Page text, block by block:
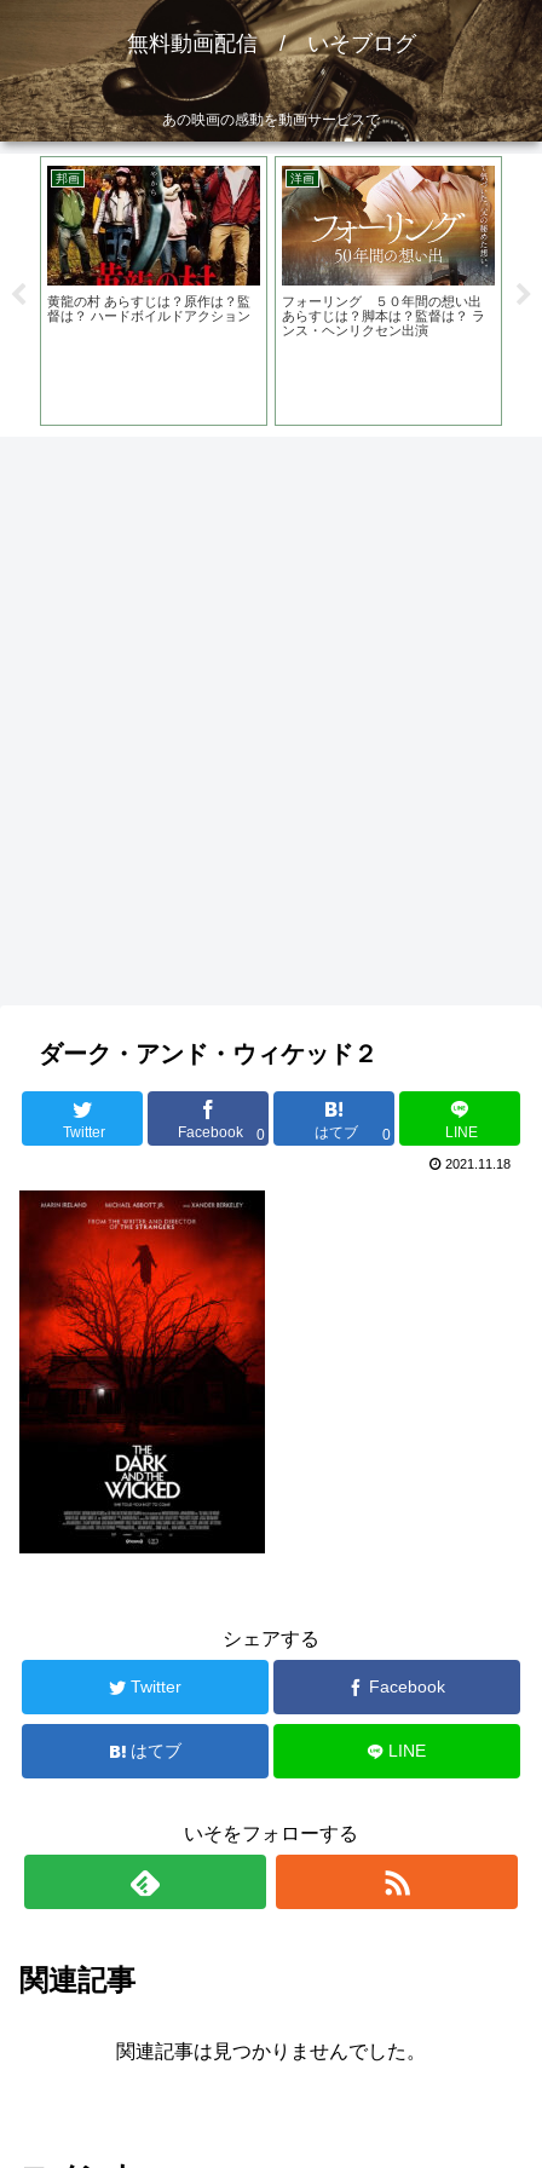
無料動画配信 / いそブログ
あの映画の感動を動画サービスで
？
邦画
黄龍の村 あらすじは？原作は？監
督は？ ハードボイルドアクション
洋画
フォーリング ５０年間の想い出
あらすじは？脚本は？監督は？ ラ
ンス・ヘンリクセン出演
ダーク・アンド・ウィケッド２
Twitter Facebook 0 はてブ 0 LINE
2021.11.18
シェアする
Twitter Facebook
はてブ LINE
いそをフォローする
関連記事
関連記事は見つかりませんでした。